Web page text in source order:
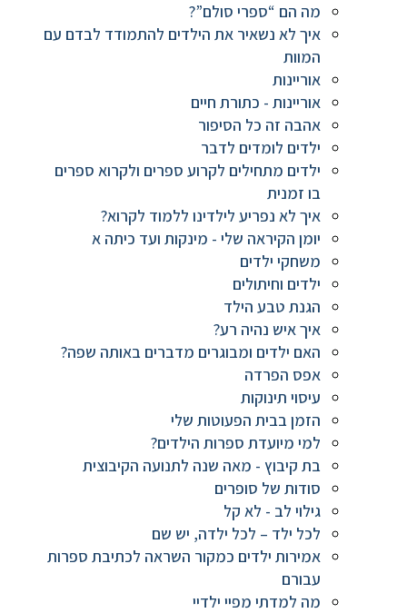
מה הם “ספרי סולם”?
איך לא נשאיר את הילדים להתמודד לבדם עם
המוות
אוריינות
אוריינות - כתורת חיים
אהבה זה כל הסיפור
ילדים לומדים לדבר
ילדים מתחילים לקרוע ספרים ולקרוא ספרים
בו זמנית
איך לא נפריע לילדינו ללמוד לקרוא?
יומן הקיראה שלי - מינקות ועד כיתה א
משחקי ילדים
ילדים וחיתולים
הגנת טבע הילד
איך איש נהיה רע?
האם ילדים ומבוגרים מדברים באותה שפה?
אפס הפרדה
עיסוי תינוקות
הזמן בבית הפעוטות שלי
למי מיועדת ספרות הילדים?
בת קיבוץ - מאה שנה לתנועה הקיבוצית
סודות של סופרים
גילוי לב - לא קל
לכל ילד – לכל ילדה, יש שם
אמירות ילדים כמקור השראה לכתיבת ספרות
עבורם
מה למדתי מפיי ילדיי